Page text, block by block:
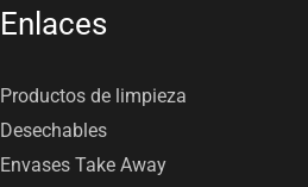
Enlaces
Productos de limpieza
Desechables
Envases Take Away